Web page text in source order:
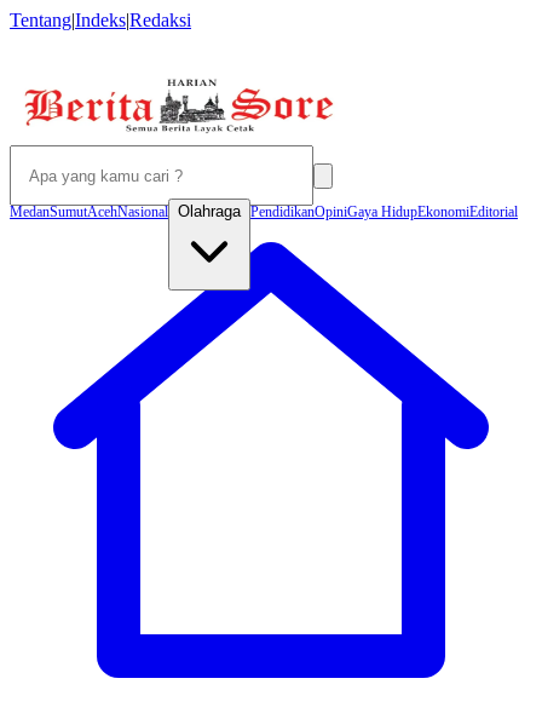
Tentang|Indeks|Redaksi
MedanSumutAcehNasional Olahraga PendidikanOpiniGaya HidupEkonomiEditorial